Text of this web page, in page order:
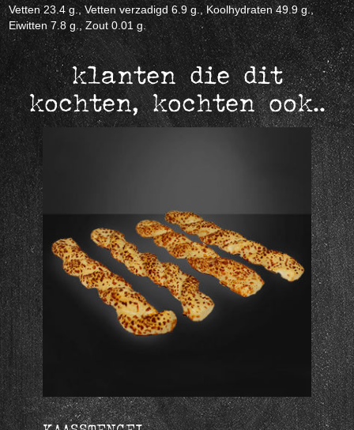
Vetten 23.4 g., Vetten verzadigd 6.9 g., Koolhydraten 49.9 g.,
Eiwitten 7.8 g., Zout 0.01 g.
klanten die dit
kochten, kochten ook..